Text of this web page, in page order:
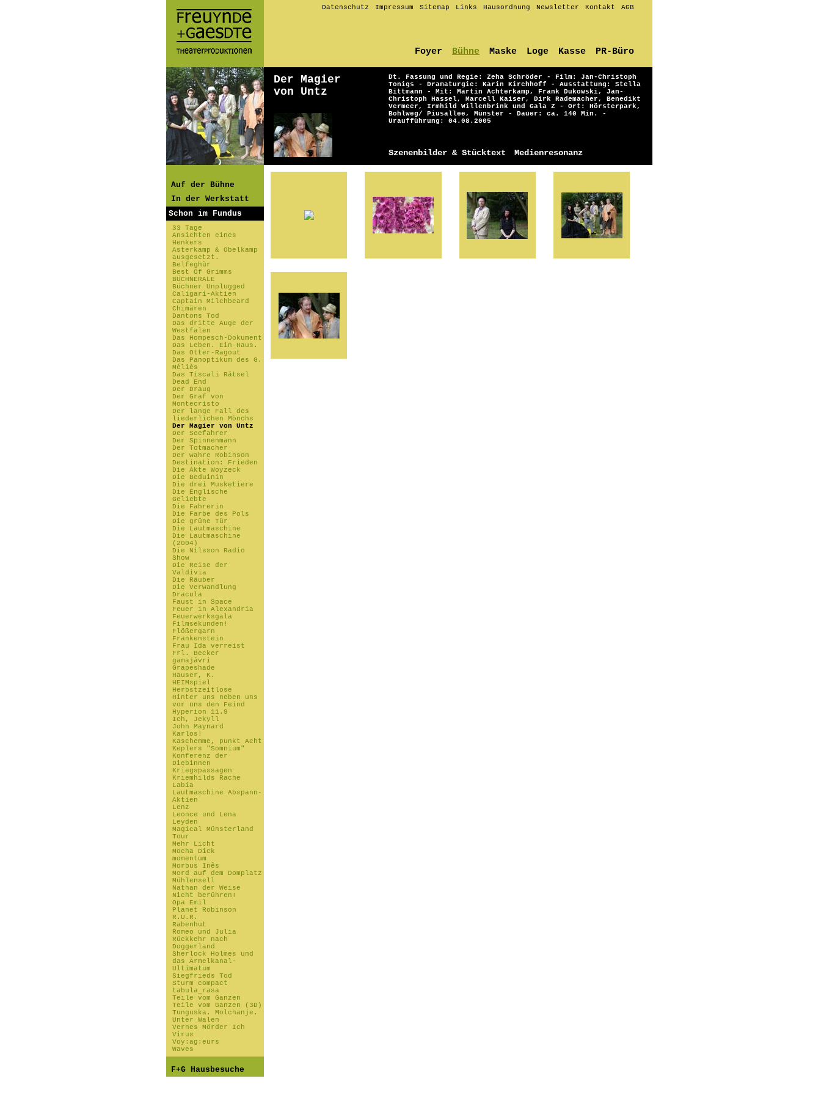
AGB
Kontakt
Newsletter
Hausordnung
Links
Sitemap
Impressum
Datenschutz
PR-Büro
Kasse
Loge
Maske
Bühne
Foyer
Auf der Bühne
In der Werkstatt
Schon im Fundus
33 Tage
Ansichten eines
Henkers
Asterkamp & Obelkamp
ausgesetzt.
Belfeghùr
Best Of Grimms
BÜCHNERALE
Büchner Unplugged
Caligari-Aktien
Captain Milchbeard
Chimären
Dantons Tod
Das dritte Auge der
Westfalen
Das Hompesch-Dokument
Das Leben. Ein Haus.
Das Otter-Ragout
Das Panoptikum des G.
Méliès
Das Tiscali Rätsel
Dead End
Der Draug
Der Graf von
Montecristo
Der lange Fall des
liederlichen Mönchs
Der Magier von Untz
Der Seefahrer
Der Spinnenmann
Der Totmacher
Der wahre Robinson
Destination: Frieden
Die Akte Woyzeck
Die Beduinin
Die drei Musketiere
Die Englische
Geliebte
Die Fahrerin
Die Farbe des Pols
Die grüne Tür
Die Lautmaschine
Die Lautmaschine
(2004)
Die Nilsson Radio
Show
Die Reise der
Valdivia
Die Räuber
Die Verwandlung
Dracula
Faust in Space
Feuer in Alexandria
Feuerwerksgala
Filmsekunden!
Flößergarn
Frankenstein
Frau Ida verreist
Frl. Becker
gamajávri
Grapeshade
Hauser, K.
HEIMspiel
Herbstzeitlose
Hinter uns neben uns
vor uns den Feind
Hyperion 11.9
Ich, Jekyll
John Maynard
Karlos!
Kaschemme, punkt Acht
Keplers "Somnium"
Konferenz der
Diebinnen
Kriegspassagen
Kriemhilds Rache
Labia
Lautmaschine Abspann-
Aktien
Lenz
Leonce und Lena
Leyden
Magical Münsterland
Tour
Mehr Licht
Mocha Dick
momentum
Morbus Inês
Mord auf dem Domplatz
Mühlensell
Nathan der Weise
Nicht berühren!
Opa Emil
Planet Robinson
R.U.R.
Rabenhut
Romeo und Julia
Rückkehr nach
Doggerland
Sherlock Holmes und
das Ärmelkanal-
Ultimatum
Siegfrieds Tod
Sturm compact
tabula_rasa
Teile vom Ganzen
Teile vom Ganzen (3D)
Tunguska. Molchanje.
Unter Walen
Vernes Mörder Ich
Virus
Voy:ag:eurs
Waves
F+G Hausbesuche
Der Magier
von Untz
Dt. Fassung und Regie: Zeha Schröder - Film: Jan-Christoph
Tonigs - Dramaturgie: Karin Kirchhoff - Ausstattung: Stella
Bittmann - Mit: Martin Achterkamp, Frank Dukowski, Jan-
Christoph Hassel, Marcell Kaiser, Dirk Rademacher, Benedikt
Vermeer, Irmhild Willenbrink und Gala Z - Ort: Hörsterpark,
Bohlweg/ Piusallee, Münster - Dauer: ca. 140 Min. -
Uraufführung: 04.08.2005
Szenenbilder & Stücktext Medienresonanz